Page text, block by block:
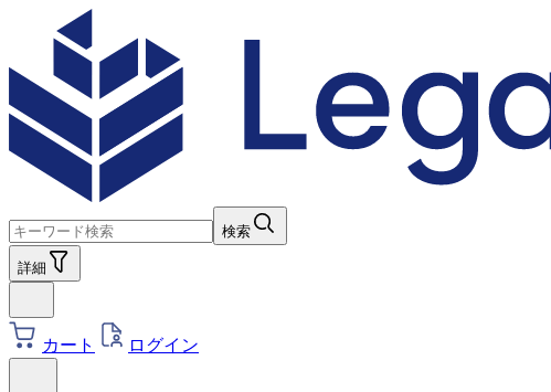
検索
詳細
カート ログイン